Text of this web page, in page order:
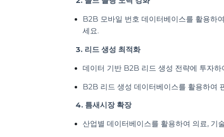
1. 타겟 마케팅 캠페인 실행
B2B 이메일 마케팅 데이터베이스를
소셜 미디어 기반 B2B 리드 생성 전
2. 콜드 콜링 노력 강화
B2B 모바일 번호 데이터베이스를 활